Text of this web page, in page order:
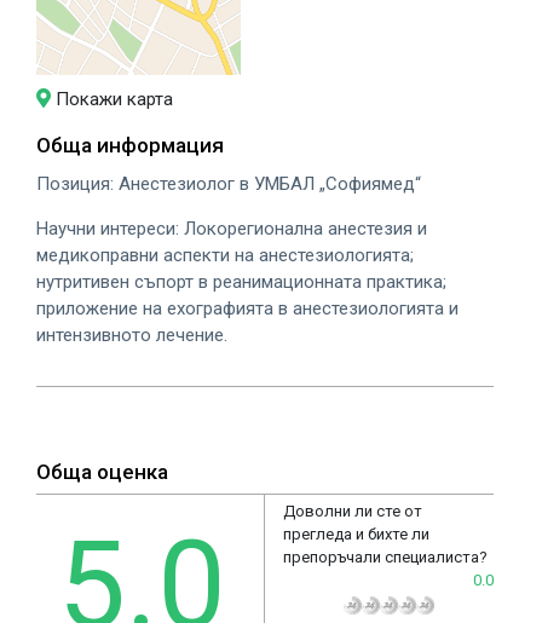
Обща информация
Позиция: Анестезиолог в УМБАЛ „Софиямед“
Научни интереси: Локорегионална анестезия и
медикоправни аспекти на анестезиологията;
нутритивен съпорт в реанимационната практика;
приложение на ехографията в анестезиологията и
интензивното лечение.
Покажи карта
Обща оценка
5.0
Доволни ли сте от
прегледа и бихте ли
препоръчали специалиста?
0.0